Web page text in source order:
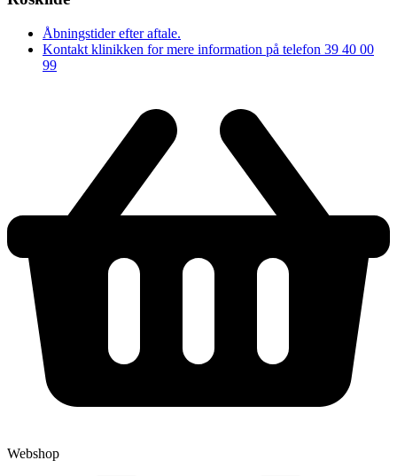
Åbningstider efter aftale.
Kontakt klinikken for mere information på telefon 39 40 00
99
Webshop